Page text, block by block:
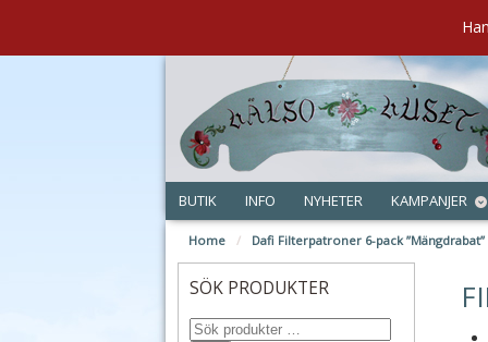
BUTIK INFO NYHETER KAMPANJER
Home / Dafi Filterpatroner 6-pack ”Mängdrabat”
SÖK PRODUKTER